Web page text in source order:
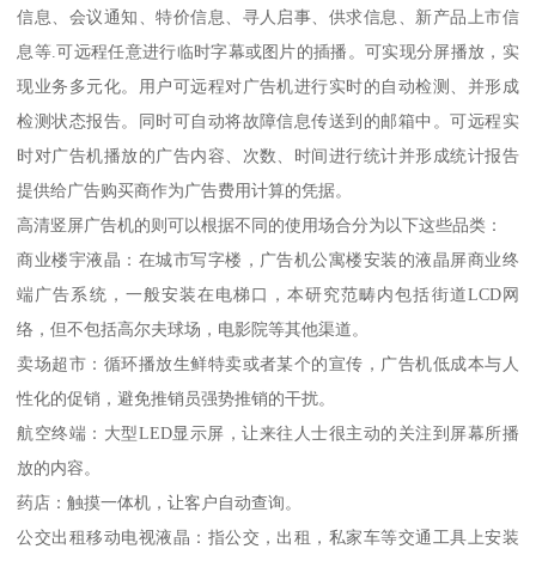
信息、会议通知、特价信息、寻人启事、供求信息、新产品上市信
息等.可远程任意进行临时字幕或图片的插播。可实现分屏播放，实
现业务多元化。用户可远程对广告机进行实时的自动检测、并形成
检测状态报告。同时可自动将故障信息传送到的邮箱中。可远程实
时对广告机播放的广告内容、次数、时间进行统计并形成统计报告
提供给广告购买商作为广告费用计算的凭据。
高清竖屏广告机的则可以根据不同的使用场合分为以下这些品类：
商业楼宇液晶：在城市写字楼，广告机公寓楼安装的液晶屏商业终
端广告系统，一般安装在电梯口，本研究范畴内包括街道LCD网
络，但不包括高尔夫球场，电影院等其他渠道。
卖场超市：循环播放生鲜特卖或者某个的宣传，广告机低成本与人
性化的促销，避免推销员强势推销的干扰。
航空终端：大型LED显示屏，让来往人士很主动的关注到屏幕所播
放的内容。
药店：触摸一体机，让客户自动查询。
公交出租移动电视液晶：指公交，出租，私家车等交通工具上安装